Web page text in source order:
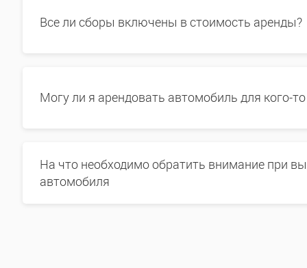
Все ли сборы включены в стоимость аренды?
Могу ли я арендовать автомобиль для кого-
На что необходимо обратить внимание при
автомобиля